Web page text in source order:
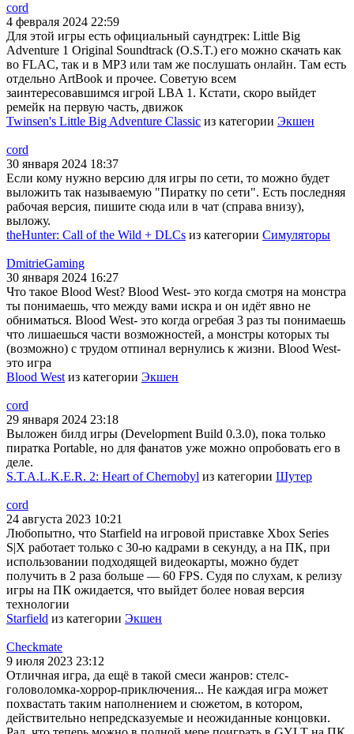
cord
4 февраля 2024 22:59
Для этой игры есть официальный саундтрек: Little Big
Adventure 1 Original Soundtrack (O.S.T.) его можно скачать как
во FLAC, так и в MP3 или там же послушать онлайн. Там есть
отдельно ArtBook и прочее. Советую всем
заинтересовавшимся игрой LBA 1. Кстати, скоро выйдет
ремейк на первую часть, движок
Twinsen's Little Big Adventure Classic из категории Экшен
cord
30 января 2024 18:37
Если кому нужно версию для игры по сети, то можно будет
выложить так называемую "Пиратку по сети". Есть последняя
рабочая версия, пишите сюда или в чат (справа внизу),
выложу.
theHunter: Call of the Wild + DLCs из категории Симуляторы
DmitrieGaming
30 января 2024 16:27
Что такое Blood West? Blood West- это когда смотря на монстра
ты понимаешь, что между вами искра и он идёт явно не
обниматься. Blood West- это когда огребая 3 раз ты понимаешь
что лишаешься части возможностей, а монстры которых ты
(возможно) с трудом отпинал вернулись к жизни. Blood West-
это игра
Blood West из категории Экшен
cord
29 января 2024 23:18
Выложен билд игры (Development Build 0.3.0), пока только
пиратка Portable, но для фанатов уже можно опробовать его в
деле.
S.T.A.L.K.E.R. 2: Heart of Chernobyl из категории Шутер
cord
24 августа 2023 10:21
Любопытно, что Starfield на игровой приставке Xbox Series
S|X работает только с 30-ю кадрами в секунду, а на ПК, при
использовании подходящей видеокарты, можно будет
получить в 2 раза больше — 60 FPS. Судя по слухам, к релизу
игры на ПК ожидается, что выйдет более новая версия
технологии
Starfield из категории Экшен
Checkmate
9 июля 2023 23:12
Отличная игра, да ещё в такой смеси жанров: стелс-
головоломка-хоррор-приключения... Не каждая игра может
похвастать таким наполнением и сюжетом, в котором,
действительно непредсказуемые и неожиданные концовки.